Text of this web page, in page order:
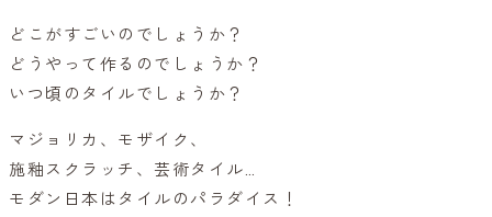
どこがすごいのでしょうか？
どうやって作るのでしょうか？
いつ頃のタイルでしょうか？
マジョリカ、モザイク、
施釉スクラッチ、芸術タイル…
モダン日本はタイルのパラダイス！